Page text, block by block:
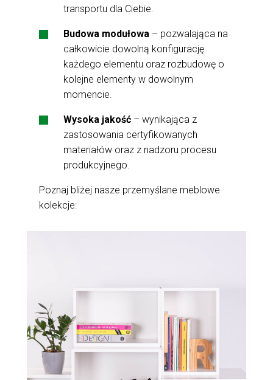
transportu dla Ciebie.
Budowa modułowa – pozwalająca na
całkowicie dowolną konfigurację
każdego elementu oraz rozbudowę o
kolejne elementy w dowolnym
momencie.
Wysoka jakość – wynikająca z
zastosowania certyfikowanych
materiałów oraz z nadzoru procesu
produkcyjnego.
Poznaj bliżej nasze przemyślane meblowe
kolekcje: